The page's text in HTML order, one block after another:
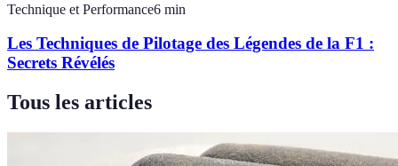
Technique et Performance6 min
Les Techniques de Pilotage des Légendes de la F1 :
Secrets Révélés
Tous les articles